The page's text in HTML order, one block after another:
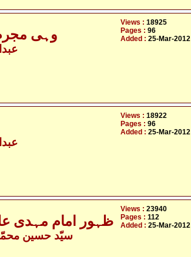
وہی
-
Views : 18925
Pages : 96
Added : 25-Mar-2012
-
Views : 18922
Pages : 96
Added : 25-Mar-2012
ظہور امام مہدی
- سیّد حسین
Views : 23940
Pages : 112
Added : 25-Mar-2012